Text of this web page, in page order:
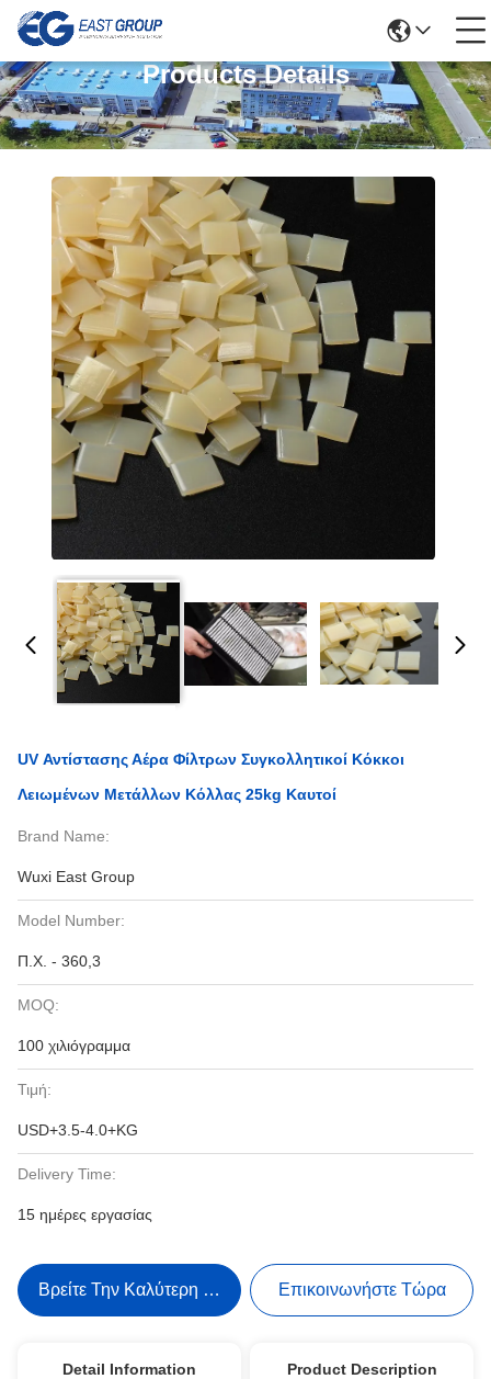
Products Details
UV Αντίστασης Αέρα Φίλτρων Συγκολλητικοί Κόκκοι
Λειωμένων Μετάλλων Κόλλας 25kg Καυτοί
Brand Name:
Wuxi East Group
Model Number:
Π.Χ. - 360,3
MOQ:
100 χιλιόγραμμα
Τιμή:
USD+3.5-4.0+KG
Delivery Time:
15 ημέρες εργασίας
Βρείτε Την Καλύτερη Τιμή Επικοινωνήστε Τώρα
Detail Information Product Description